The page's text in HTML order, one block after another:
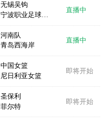
无锡吴钩
宁波职业足球俱乐部
直播中
河南队
青岛西海岸
直播中
中国女篮
尼日利亚女篮
即将开始
圣保利
菲尔特
即将开始